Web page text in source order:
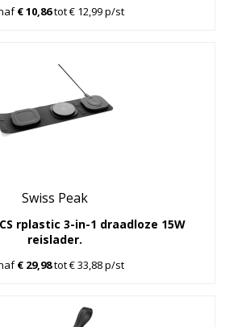
€ 10,86tot € 12,99 p/st
Swiss Peak
rplastic 3-in-1 draadloze 15W
reislader.
€ 29,98tot € 33,88 p/st